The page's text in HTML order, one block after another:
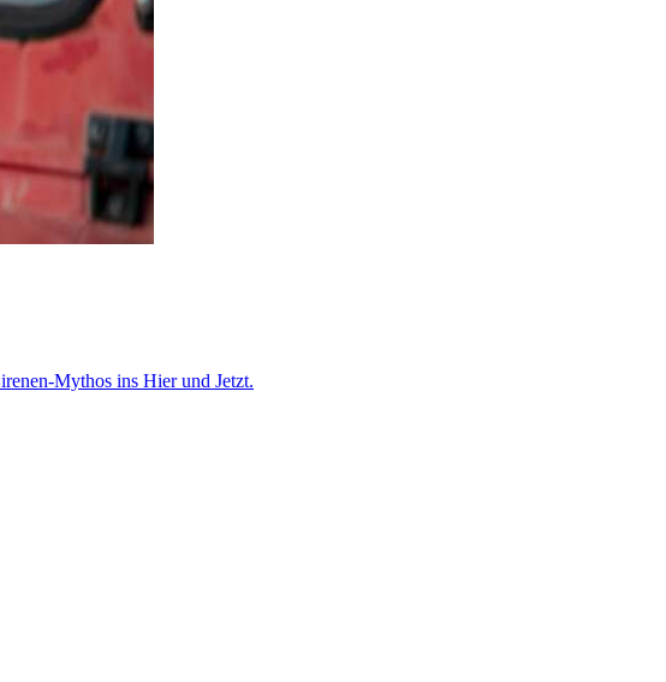
Mythos ins Hier und Jetzt.